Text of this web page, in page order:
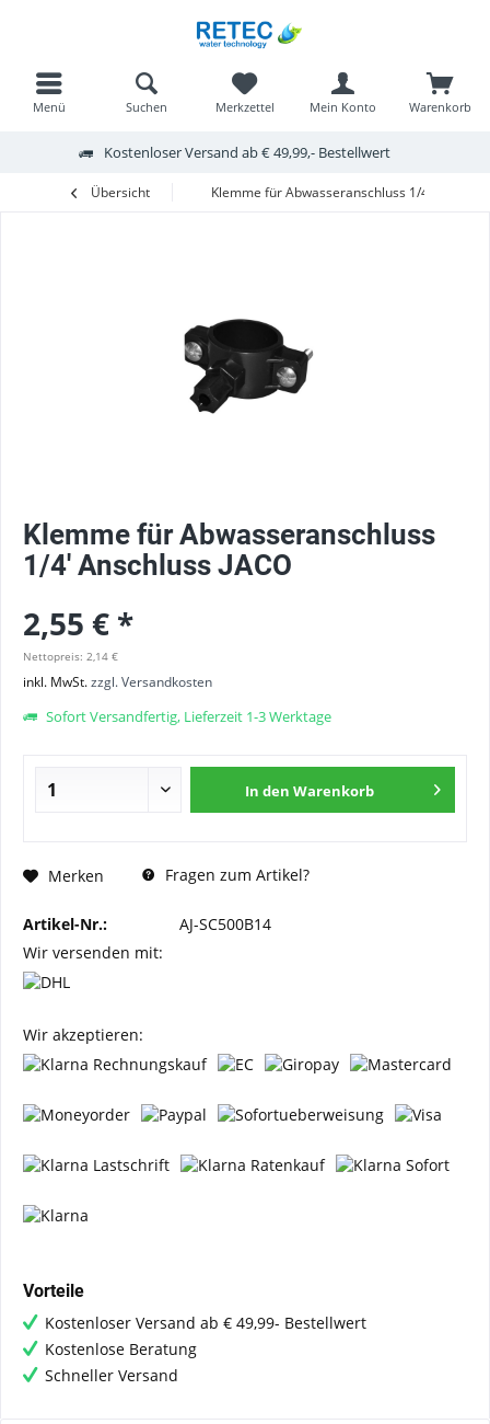
Kostenloser Versand ab € 49,99,- Bestellwert
Menü Warenkorb
Merkzettel Mein Konto
Suchen
Übersicht Klemme für Abwasseranschluss 1/4'
Klemme für Abwasseranschluss
1/4' Anschluss JACO
2,55 € *
Nettopreis: 2,14 €
inkl. MwSt.zzgl. Versandkosten
Sofort Versandfertig, Lieferzeit 1-3 Werktage
In den Warenkorb
Merken Fragen zum Artikel?
Artikel-Nr.:
AJ-SC500B14
Wir versenden mit:
Wir akzeptieren:
Vorteile
Kostenloser Versand ab € 49,99- Bestellwert
Kostenlose Beratung
Schneller Versand